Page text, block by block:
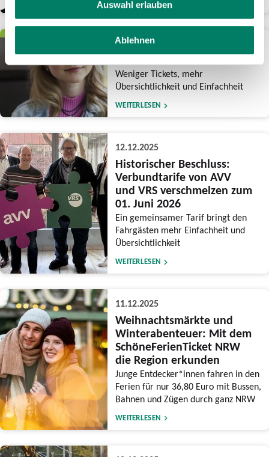
Auswahl erlauben
Ablehnen
15.12.2025
Reform des NRW-Tarifs
Weniger Tickets, mehr
Übersichtlichkeit und Einfachheit
WEITERLESEN
12.12.2025
Historischer Beschluss:
Verbundtarife von AVV
und VRS verschmelzen zum
01. Juni 2026
Ein gemeinsamer Tarif bringt den
Fahrgästen mehr Einfachheit und
Übersichtlichkeit
WEITERLESEN
11.12.2025
Weihnachtsmärkte und
Winterabenteuer: Mit dem
SchöneFerienTicket NRW
die Region erkunden
Junge Entdecker*innen fahren in den
Ferien für nur 36,80 Euro mit Bussen,
Bahnen und Zügen durch ganz NRW
WEITERLESEN